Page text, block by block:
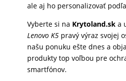
ale aj ho personalizovať
Vyberte si na Krytoland.ska
Lenovo K5pravý výraz svojej
našu ponuku ešte dnes a
produkty top voľbou pre
smartfónov.